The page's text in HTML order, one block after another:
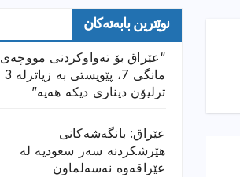
نوێترین بابەتەکان
“عێراق بۆ تەواوکردنی مووچەی
مانگى 7، پێویستی بە زیاترلە 3
ترلیۆن دیناری دیکە هەیە”
عێراق: بانگەشەكانی
هێرشكردنە سەر سعودیە لە
عێراقەوە نەسەلماون